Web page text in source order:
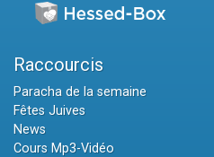
Raccourcis
Paracha de la semaine
Fêtes Juives
News
Cours Mp3-Vidéo